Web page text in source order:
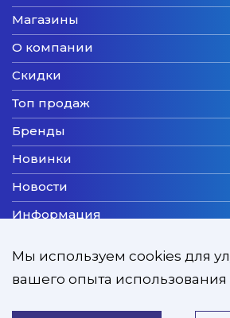
Магазины
О компании
Скидки
Топ продаж
Бренды
Новинки
Новости
Информация
Мы используем cookies для
вашего опыта использования